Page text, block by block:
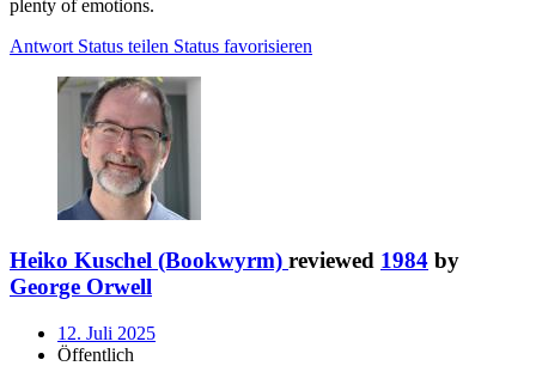
plenty of emotions.
Antwort Status teilen Status favorisieren
Heiko Kuschel (Bookwyrm) reviewed 1984 by
George Orwell
12. Juli 2025
Öffentlich